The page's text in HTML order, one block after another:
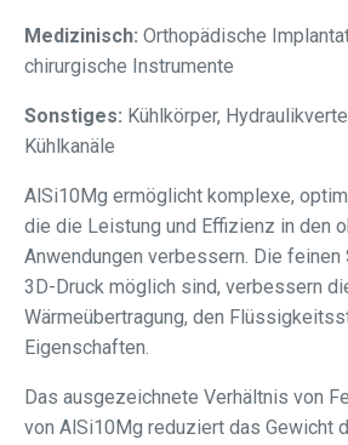
Medizinisch: Orthopädische
chirurgische Instrumente
Sonstiges: Kühlkörper,
Kühlkanäle
AlSi10Mg ermöglicht komplexe,
die die Leistung und Effizienz in den
Anwendungen verbessern. Die feinen
3D-Druck möglich sind, verbessern
Wärmeübertragung, den
Eigenschaften.
Das ausgezeichnete Verhältnis von
von AlSi10Mg reduziert das Gewicht